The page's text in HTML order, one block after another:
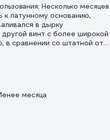
Несколько месяцев
к латунному основанию,
в дырку
винт с более широкой
в сравнении со штатной от
месяца